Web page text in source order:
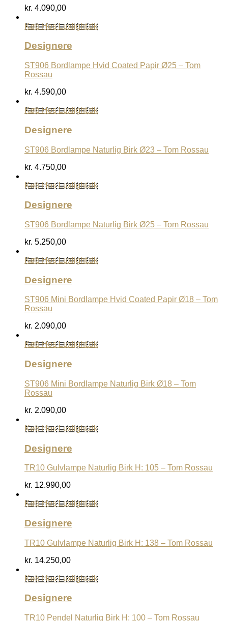
kr. 4.090,00
Køb Hos Luxlight.dk
Designere
ST906 Bordlampe Hvid Coated Papir Ø25 – Tom
Rossau
kr. 4.590,00
Køb Hos Luxlight.dk
Designere
ST906 Bordlampe Naturlig Birk Ø23 – Tom Rossau
kr. 4.750,00
Køb Hos Luxlight.dk
Designere
ST906 Bordlampe Naturlig Birk Ø25 – Tom Rossau
kr. 5.250,00
Køb Hos Luxlight.dk
Designere
ST906 Mini Bordlampe Hvid Coated Papir Ø18 – Tom
Rossau
kr. 2.090,00
Køb Hos Luxlight.dk
Designere
ST906 Mini Bordlampe Naturlig Birk Ø18 – Tom
Rossau
kr. 2.090,00
Køb Hos Luxlight.dk
Designere
TR10 Gulvlampe Naturlig Birk H: 105 – Tom Rossau
kr. 12.990,00
Køb Hos Luxlight.dk
Designere
TR10 Gulvlampe Naturlig Birk H: 138 – Tom Rossau
kr. 14.250,00
Køb Hos Luxlight.dk
Designere
TR10 Pendel Naturlig Birk H: 100 – Tom Rossau